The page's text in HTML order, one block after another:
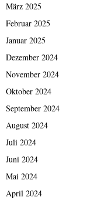
März 2025
Februar 2025
Januar 2025
Dezember 2024
November 2024
Oktober 2024
September 2024
August 2024
Juli 2024
Juni 2024
Mai 2024
April 2024